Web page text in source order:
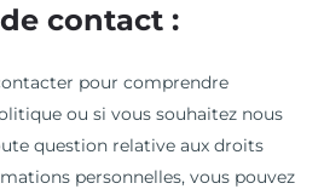
contact :
pour comprendre
ou si vous souhaitez nous
question relative aux droits
personnelles, vous pouvez